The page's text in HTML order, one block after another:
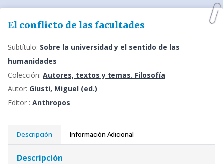
El conflicto de las facultades
Subtítulo: Sobre la universidad y el sentido de las
humanidades
Colección: Autores, textos y temas. Filosofía
Autor: Giusti, Miguel (ed.)
Editor : Anthropos
Descripción Información Adicional
Descripción